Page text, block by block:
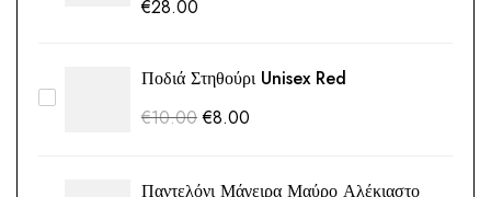
€28.00
Ποδιά Στηθούρι Unisex Red
€10.00 €8.00
Παντελόνι Μάγειρα Μαύρο Αλέκιαστο